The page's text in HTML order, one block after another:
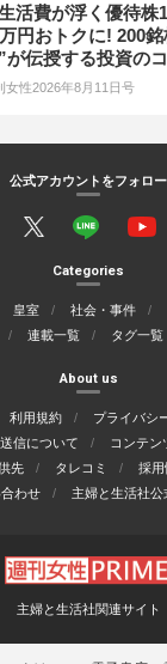
生活費が浮く優待
円おトクに! 200
が伝授する投資の
女性2026年8月11日号
公式アカウントをフォロー
Categories
皇室 社会・事件
連載一覧 タグ一覧
About us
利用規約
プライバシ
信について
コンテン
先 タレコミ 採用
わせ
主婦と生活社公
主婦と生活社関連サイト